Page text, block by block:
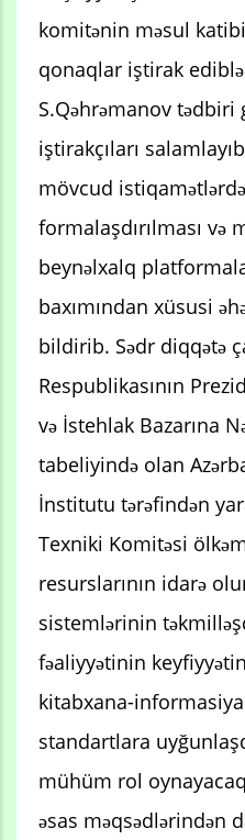
komitənin məsul
qonaqlar iştirak
S.Qəhrəmanov
iştirakçıları
mövcud
formalaşdırılması və
beynəlxalq
baxımından xüsusi
bildirib. Sədr diqqətə
Respublikasının
və İstehlak Bazarına
tabeliyində olan
İnstitutu tərəfindən
Texniki Komitəsi
resurslarının idarə
sistemlərinin
fəaliyyətinin
kitabxana-
standartlara
mühüm rol
əsas məqsədlərindən